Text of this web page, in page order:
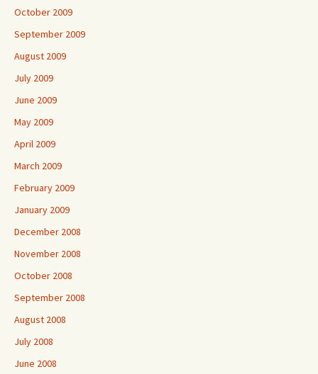
October 2009
September 2009
August 2009
July 2009
June 2009
May 2009
April 2009
March 2009
February 2009
January 2009
December 2008
November 2008
October 2008
September 2008
August 2008
July 2008
June 2008